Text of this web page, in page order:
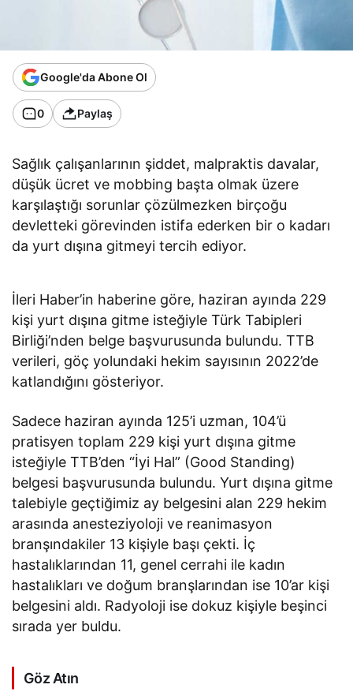
Google'da Abone Ol
0 Paylaş
Sağlık çalışanlarının şiddet, malpraktis davalar,
düşük ücret ve mobbing başta olmak üzere
karşılaştığı sorunlar çözülmezken birçoğu
devletteki görevinden istifa ederken bir o kadarı
da yurt dışına gitmeyi tercih ediyor.
İleri Haber’in haberine göre, haziran ayında 229
kişi yurt dışına gitme isteğiyle Türk Tabipleri
Birliği’nden belge başvurusunda bulundu. TTB
verileri, göç yolundaki hekim sayısının 2022’de
katlandığını gösteriyor.
Sadece haziran ayında 125’i uzman, 104’ü
pratisyen toplam 229 kişi yurt dışına gitme
isteğiyle TTB’den “İyi Hal” (Good Standing)
belgesi başvurusunda bulundu. Yurt dışına gitme
talebiyle geçtiğimiz ay belgesini alan 229 hekim
arasında anesteziyoloji ve reanimasyon
branşındakiler 13 kişiyle başı çekti. İç
hastalıklarından 11, genel cerrahi ile kadın
hastalıkları ve doğum branşlarından ise 10’ar kişi
belgesini aldı. Radyoloji ise dokuz kişiyle beşinci
sırada yer buldu.
Göz Atın